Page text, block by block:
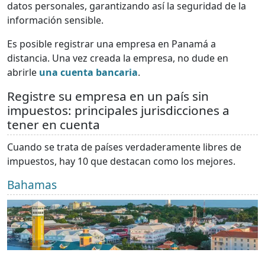
datos personales, garantizando así la seguridad de la
información sensible.
Es posible registrar una empresa en Panamá a
distancia. Una vez creada la empresa, no dude en
abrirle una cuenta bancaria.
Registre su empresa en un país sin
impuestos: principales jurisdicciones a
tener en cuenta
Cuando se trata de países verdaderamente libres de
impuestos, hay 10 que destacan como los mejores.
Bahamas